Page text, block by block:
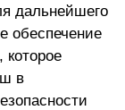
дальнейшего
обеспечение
в